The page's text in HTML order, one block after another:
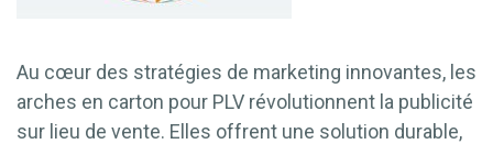
Au cœur des stratégies de marketing innovantes, les
arches en carton pour PLV révolutionnent la publicité
sur lieu de vente. Elles offrent une solution durable,